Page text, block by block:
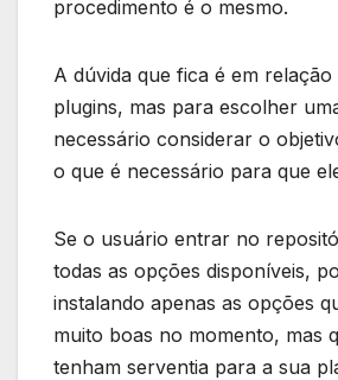
procedimento é o mesmo.
A dúvida que fica é em
plugins, mas para escolher
necessário considerar o
o que é necessário para que
Se o usuário entrar no
todas as opções disponíveis,
instalando apenas as opções
muito boas no momento, mas
tenham serventia para a sua